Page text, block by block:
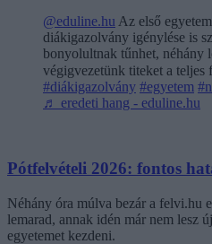
@eduline.hu Az első
diákigazolvány igénylése is
bonyolultnak tűnhet, néhány
végigvezetünk titeket a teljes
#diákigazolvány #egyetem
♬ eredeti hang - eduline.hu
Pótfelvételi 2026: fontos
Néhány óra múlva bezár a felvi.hu
lemarad, annak idén már nem lesz
egyetemet kezdeni.